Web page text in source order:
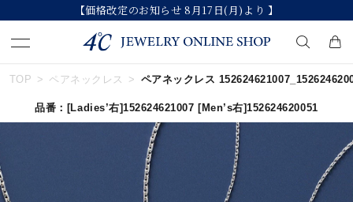
【価格改定のお知らせ 8月17日(月)より 】
キーワードで検索する
#ハーフエタニティリング
TOP ペアネックレス ペアネックレス
品番： [Ladies’右]152624621007 [Men’s右]152624620051